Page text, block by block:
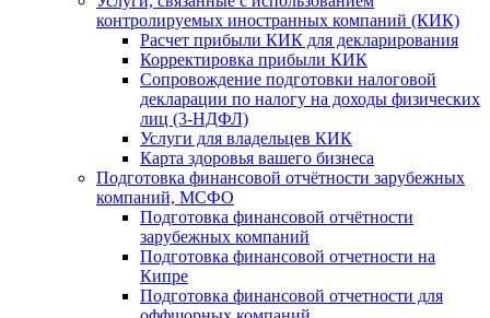
контролируемых иностранных компаний (КИК)
Расчет прибыли КИК для декларирования
Корректировка прибыли КИК
Сопровождение подготовки налоговой
декларации по налогу на доходы физических
лиц (3-НДФЛ)
Услуги для владельцев КИК
Карта здоровья вашего бизнеса
Подготовка финансовой отчётности зарубежных
компаний, МСФО
Подготовка финансовой отчётности
зарубежных компаний
Подготовка финансовой отчетности на
Кипре
Подготовка финансовой отчетности для